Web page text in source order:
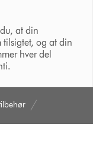
at din
tilsigtet, og at din
hver del